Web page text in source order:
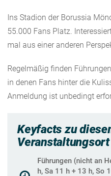
Ins Stadion der Borussia
55.000 Fans Platz.
mal aus einer anderen
Regelmäßig finden
in denen Fans hinter die
Anmeldung ist unbedingt
Keyfacts zu
Veranstaltungsort
Führungen (nicht an
h, Sa 11 h + 13 h, So